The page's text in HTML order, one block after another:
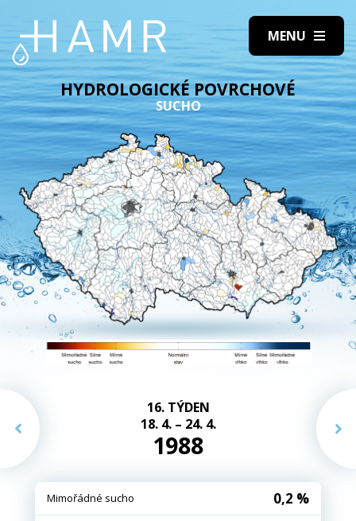
HYDROLOGICKÉ POVRCHOVÉ
SUCHO
16. TÝDEN
18. 4. – 24. 4.
1988
Mimořádné sucho 0,2 %